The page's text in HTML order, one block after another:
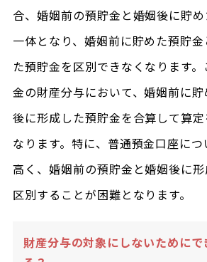
合、婚姻前の預貯金と婚姻後に貯
一体となり、婚姻前に貯めた預貯
た預貯金を区別できなくなります
金の財産分与において、婚姻前に
後に形成した預貯金を合算して算
なります。特に、普通預金口座に
高く、婚姻前の預貯金と婚姻後に
区別することが困難となります。
財産分与の対象にしないためにで